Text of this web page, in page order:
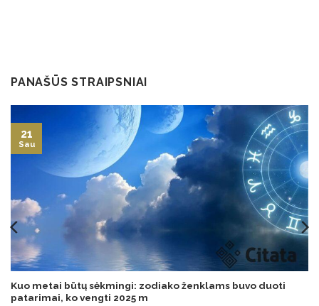
PANAŠŪS STRAIPSNIAI
Kuo metai būtų sėkmingi: zodiako ženklams buvo duoti
patarimai, ko vengti 2025 m
21
Sau